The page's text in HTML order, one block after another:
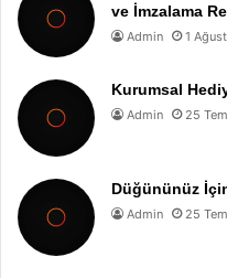
ve İmzalama
Admin 1
Kurumsal
Admin 25
Düğününüz
Admin 25